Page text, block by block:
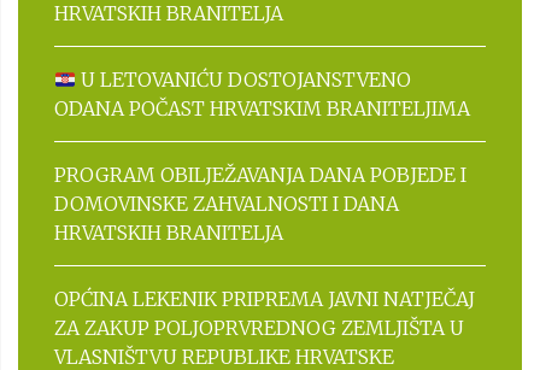
HRVATSKIH BRANITELJA
U LETOVANIĆU DOSTOJANSTVENO
ODANA POČAST HRVATSKIM BRANITELJIMA
PROGRAM OBILJEŽAVANJA DANA POBJEDE I
DOMOVINSKE ZAHVALNOSTI I DANA
HRVATSKIH BRANITELJA
OPĆINA LEKENIK PRIPREMA JAVNI NATJEČAJ
ZA ZAKUP POLJOPRVREDNOG ZEMLJIŠTA U
VLASNIŠTVU REPUBLIKE HRVATSKE